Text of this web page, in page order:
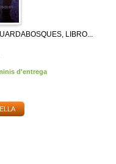
LIBRO...
d'entrega